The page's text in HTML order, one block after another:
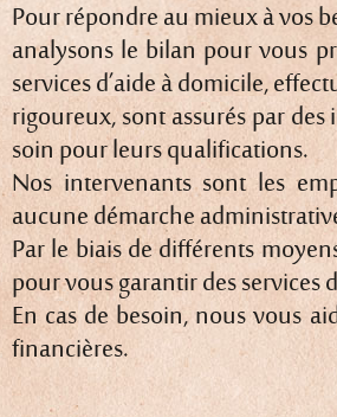
Pour répondre au mieux à vos
analysons le bilan pour vous
services d’aide à domicile,
rigoureux, sont assurés par
soin pour leurs qualifications.
Nos intervenants sont les
aucune démarche
Par le biais de différents
pour vous garantir des services
En cas de besoin, nous vous
financières.